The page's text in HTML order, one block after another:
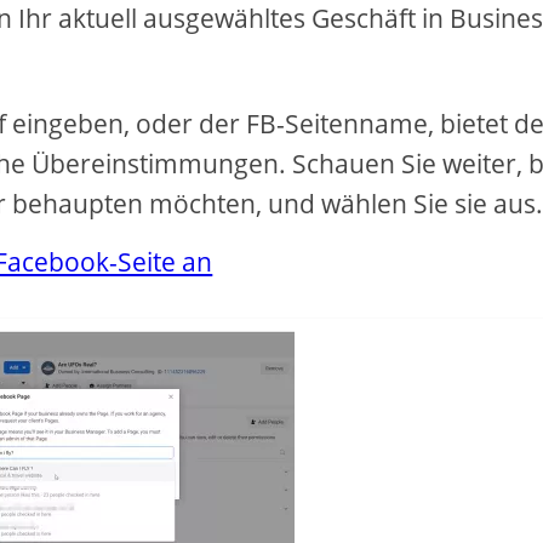
aktuell ausgewähltes Geschäft in
oder der FB-Seitenname, bietet
Übereinstimmungen. Schauen Sie weiter,
möchten, und wählen Sie sie aus.
Seite an